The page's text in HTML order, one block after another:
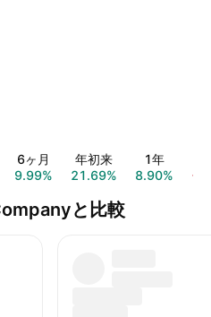
6ヶ月
9.99%
年初来
21.69%
1年
8.90%
と比較